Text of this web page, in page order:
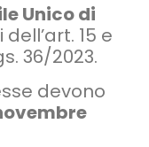
Unico di
15 e
36/2023.
devono